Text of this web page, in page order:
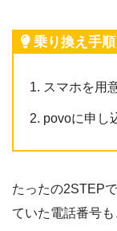
乗り換え手順
スマホを用
povoに申し
たったの2STEP
ていた電話番号も